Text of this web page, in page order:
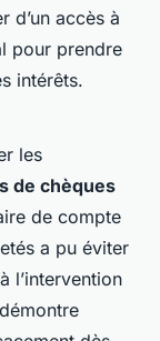
d’un accès à
pour prendre
intérêts.
les
de chèques
de compte
a pu éviter
l’intervention